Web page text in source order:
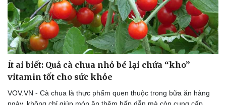
Ít ai biết: Quả cà chua nhỏ bé lại chứa “kho”
vitamin tốt cho sức khỏe
VOV.VN - Cà chua là thực phẩm quen thuộc trong bữa ăn hàng